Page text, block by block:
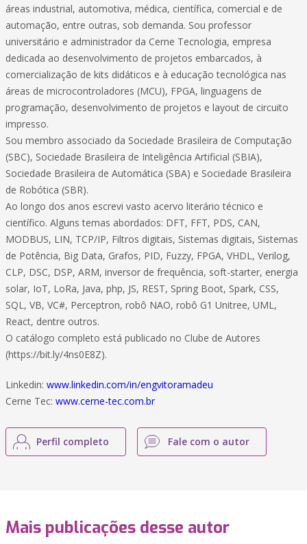
áreas industrial, automotiva, médica, científica, comercial e de
automação, entre outras, sob demanda. Sou professor
universitário e administrador da Cerne Tecnologia, empresa
dedicada ao desenvolvimento de projetos embarcados, à
comercialização de kits didáticos e à educação tecnológica nas
áreas de microcontroladores (MCU), FPGA, linguagens de
programação, desenvolvimento de projetos e layout de circuito
impresso.
Sou membro associado da Sociedade Brasileira de Computação
(SBC), Sociedade Brasileira de Inteligência Artificial (SBIA),
Sociedade Brasileira de Automática (SBA) e Sociedade Brasileira
de Robótica (SBR).
Ao longo dos anos escrevi vasto acervo literário técnico e
científico. Alguns temas abordados: DFT, FFT, PDS, CAN,
MODBUS, LIN, TCP/IP, Filtros digitais, Sistemas digitais, Sistemas
de Potência, Big Data, Grafos, PID, Fuzzy, FPGA, VHDL, Verilog,
CLP, DSC, DSP, ARM, inversor de frequência, soft-starter, energia
solar, IoT, LoRa, Java, php, JS, REST, Spring Boot, Spark, CSS,
SQL, VB, VC#, Perceptron, robô NAO, robô G1 Unitree, UML,
React, dentre outros.
O catálogo completo está publicado no Clube de Autores
(https://bit.ly/4ns0E8Z).
Linkedin: www.linkedin.com/in/engvitoramadeu
Cerne Tec: www.cerne-tec.com.br
Perfil completo Fale com o autor
Mais publicações desse autor